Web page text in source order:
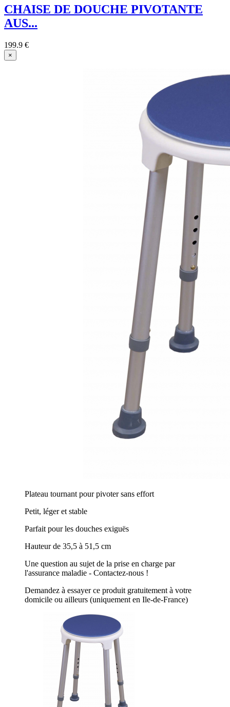
CHAISE DE DOUCHE PIVOTANTE
AUS...
199.9 €
×
Plateau tournant pour pivoter sans effort
Petit, léger et stable
Parfait pour les douches exiguës
Hauteur de 35,5 à 51,5 cm
Une question au sujet de la prise en charge par
l'assurance maladie - Contactez-nous !
Demandez à essayer ce produit gratuitement à votre
domicile ou ailleurs (uniquement en Ile-de-France)